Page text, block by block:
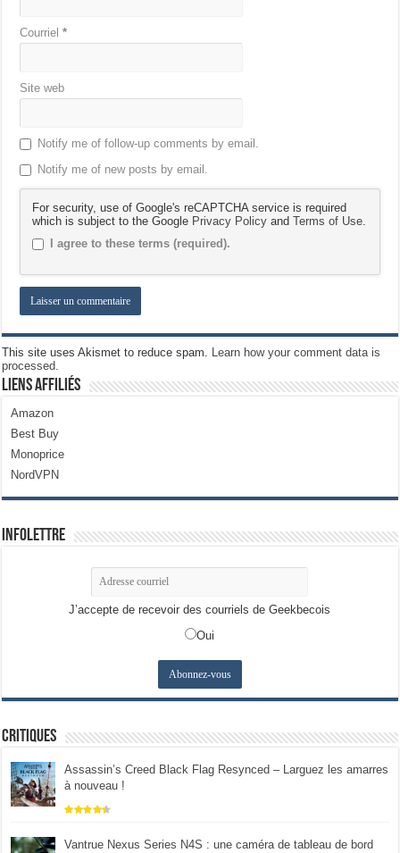
Courriel*
Site web
Notify me of follow-up comments by email.
Notify me of new posts by email.
For security, use of Google's reCAPTCHA service is required
which is subject to the Google Privacy Policy andTerms of Use.
I agree to these terms (required).
This site uses Akismet to reduce spam. Learn how your comment data is
processed.
Liens Affiliés
Amazon
Best Buy
Monoprice
NordVPN
Infolettre
J’accepte de recevoir des courriels de Geekbecois
Oui
Critiques
Assassin’s Creed Black Flag Resynced – Larguez les amarres
à nouveau !
Vantrue Nexus Series N4S : une caméra de tableau de bord